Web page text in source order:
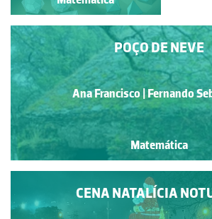
POÇO DE NEVE
Ana Francisco | Fernando
Matemática
CENA NATALÍCIA